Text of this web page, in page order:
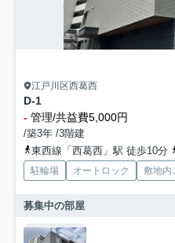
江戸川区西葛西
D-1
- 管理/共益費5,000円
/築3年 /3階建
東西線「西葛西」駅 徒歩10分
駐輪場 オートロック 敷地内
募集中の部屋